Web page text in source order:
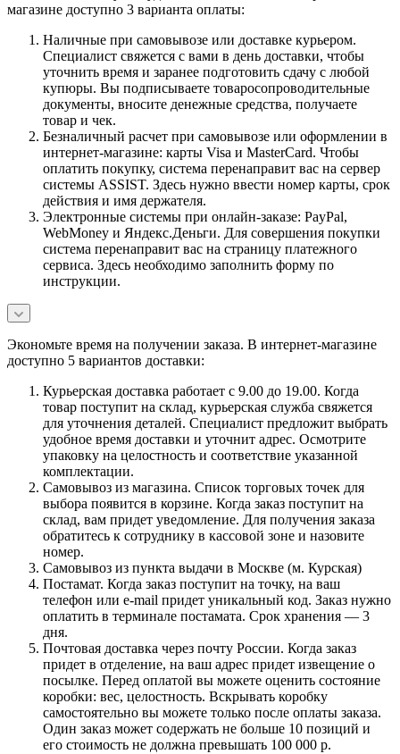
магазине доступно 3 варианта оплаты:
Наличные при самовывозе или доставке курьером.
Специалист свяжется с вами в день доставки, чтобы
уточнить время и заранее подготовить сдачу с любой
купюры. Вы подписываете товаросопроводительные
документы, вносите денежные средства, получаете
товар и чек.
Безналичный расчет при самовывозе или оформлении в
интернет-магазине: карты Visa и MasterCard. Чтобы
оплатить покупку, система перенаправит вас на сервер
системы ASSIST. Здесь нужно ввести номер карты, срок
действия и имя держателя.
Электронные системы при онлайн-заказе: PayPal,
WebMoney и Яндекс.Деньги. Для совершения покупки
система перенаправит вас на страницу платежного
сервиса. Здесь необходимо заполнить форму по
инструкции.
Экономьте время на получении заказа. В интернет-магазине
доступно 5 вариантов доставки:
Курьерская доставка работает с 9.00 до 19.00. Когда
товар поступит на склад, курьерская служба свяжется
для уточнения деталей. Специалист предложит выбрать
удобное время доставки и уточнит адрес. Осмотрите
упаковку на целостность и соответствие указанной
комплектации.
Самовывоз из магазина. Список торговых точек для
выбора появится в корзине. Когда заказ поступит на
склад, вам придет уведомление. Для получения заказа
обратитесь к сотруднику в кассовой зоне и назовите
номер.
Самовывоз из пункта выдачи в Москве (м. Курская)
Постамат. Когда заказ поступит на точку, на ваш
телефон или e-mail придет уникальный код. Заказ нужно
оплатить в терминале постамата. Срок хранения — 3
дня.
Почтовая доставка через почту России. Когда заказ
придет в отделение, на ваш адрес придет извещение о
посылке. Перед оплатой вы можете оценить состояние
коробки: вес, целостность. Вскрывать коробку
самостоятельно вы можете только после оплаты заказа.
Один заказ может содержать не больше 10 позиций и
его стоимость не должна превышать 100 000 р.